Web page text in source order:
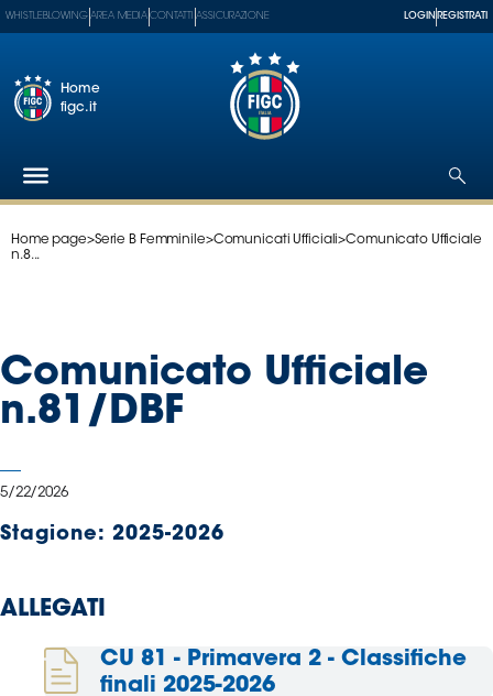
Federazione
SGS
Paralimpico
Serie
B
del
Shop
WHISTLEBLOWING AREA MEDIA CONTATTI ASSICURAZIONE LOGIN REGISTRATI
Home
figc.it
Home page>Serie B Femminile>Comunicati Ufficiali>Comunicato Ufficiale
n.8...
Comunicato Ufficiale
n.81/DBF
5/22/2026
Stagione: 2025-2026
ALLEGATI
CU 81 - Primavera 2 - Classifiche
finali 2025-2026